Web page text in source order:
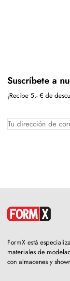
Suscríbete a
¡Recibe 5,- € de
FormX está
materiales de
con almacenes y